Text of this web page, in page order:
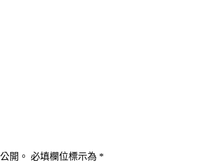
開。 必填欄位標示為 *